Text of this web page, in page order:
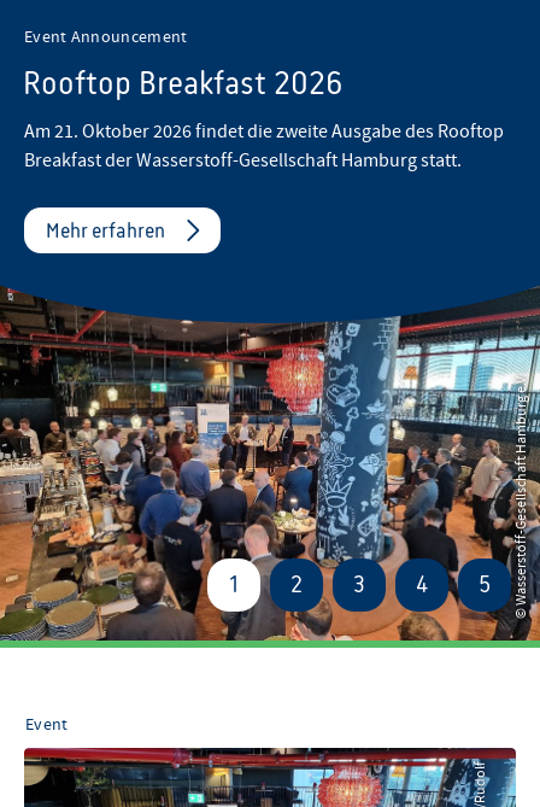
© Wasserstoff-Gesellschaft Hamburg e.V.
© Wasserstoff-Gesellschaft Hamburg e.V.
Event Announcement
Rooftop Breakfast 2026
Am 21. Oktober 2026 findet die zweite Ausgabe des Rooftop
Breakfast der Wasserstoff-Gesellschaft Hamburg statt.
Mehr erfahren
1 2 3 4 5
Event